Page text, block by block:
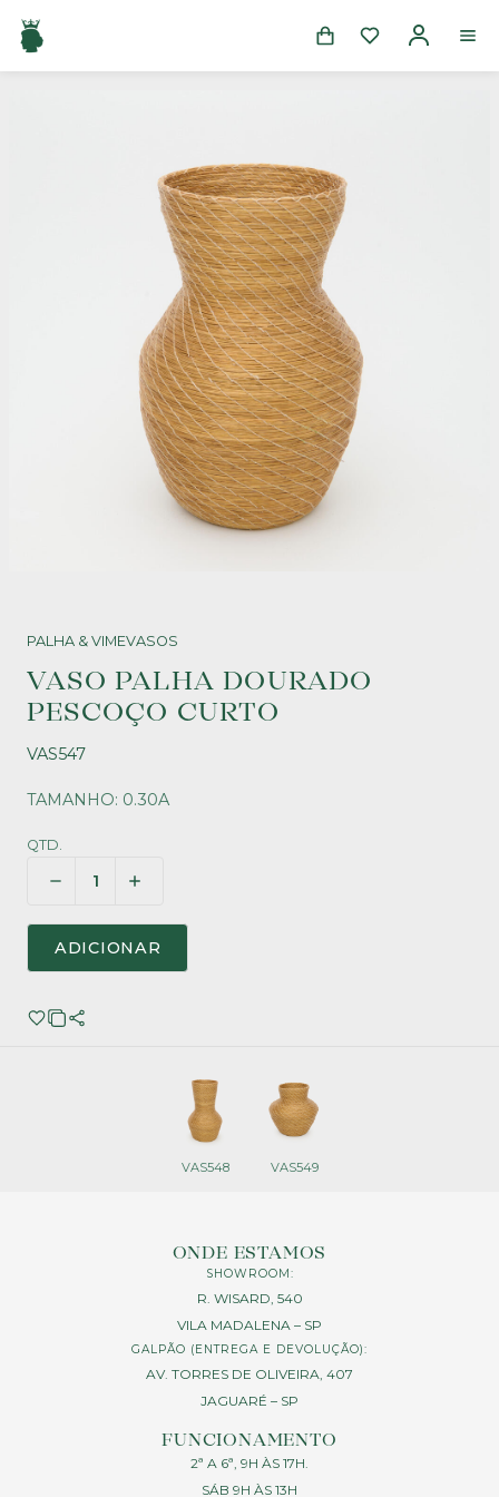
PALHA & VIMEVASOS
VASO PALHA DOURADO
PESCOÇO CURTO
VAS547
TAMANHO: 0.30A
QTD.
ADICIONAR
VAS548 VAS549
ONDE ESTAMOS
SHOWROOM:
R. WISARD, 540
VILA MADALENA – SP
GALPÃO (ENTREGA E DEVOLUÇÃO):
AV. TORRES DE OLIVEIRA, 407
JAGUARÉ – SP
FUNCIONAMENTO
2ª A 6ª, 9H ÀS 17H.
SÁB 9H ÀS 13H